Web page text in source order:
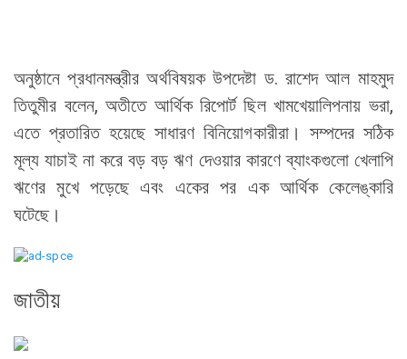
অনুষ্ঠানে প্রধানমন্ত্রীর অর্থবিষয়ক উপদেষ্টা ড. রাশেদ আল মাহমুদ
তিতুমীর বলেন, অতীতে আর্থিক রিপোর্ট ছিল খামখেয়ালিপনায় ভরা,
এতে প্রতারিত হয়েছে সাধারণ বিনিয়োগকারীরা। সম্পদের সঠিক
মূল্য যাচাই না করে বড় বড় ঋণ দেওয়ার কারণে ব্যাংকগুলো খেলাপি
ঋণের মুখে পড়েছে এবং একের পর এক আর্থিক কেলেঙ্কারি
ঘটেছে।
জাতীয়